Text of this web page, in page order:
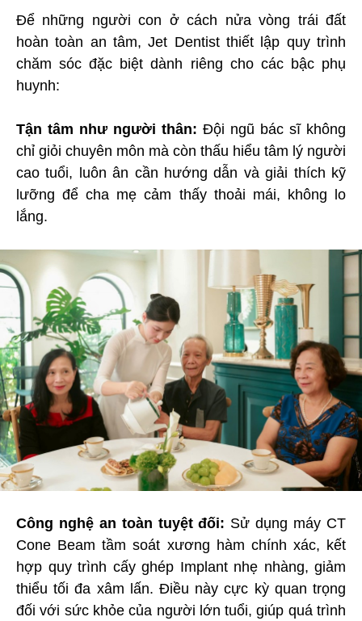
Để những người con ở cách nửa vòng trái đất
hoàn toàn an tâm, Jet Dentist thiết lập quy trình
chăm sóc đặc biệt dành riêng cho các bậc phụ
huynh:
Tận tâm như người thân: Đội ngũ bác sĩ không
chỉ giỏi chuyên môn mà còn thấu hiểu tâm lý người
cao tuổi, luôn ân cần hướng dẫn và giải thích kỹ
lưỡng để cha mẹ cảm thấy thoải mái, không lo
lắng.
Công nghệ an toàn tuyệt đối: Sử dụng máy CT
Cone Beam tầm soát xương hàm chính xác, kết
hợp quy trình cấy ghép Implant nhẹ nhàng, giảm
thiểu tối đa xâm lấn. Điều này cực kỳ quan trọng
đối với sức khỏe của người lớn tuổi, giúp quá trình